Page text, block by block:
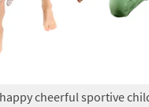
cheerful sportive